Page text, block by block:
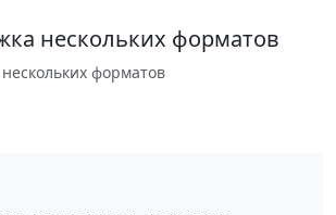
нескольких форматов
форматов